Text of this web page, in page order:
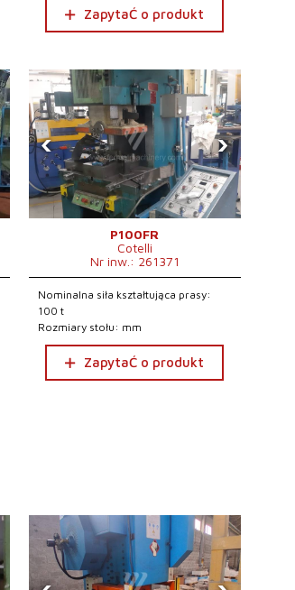
ZapytaĆ o produkt
‹ ›
P100FR
Cotelli
Nr inw.: 261371
Nominalna siła kształtująca prasy:
100 t
Rozmiary stołu: mm
ZapytaĆ o produkt